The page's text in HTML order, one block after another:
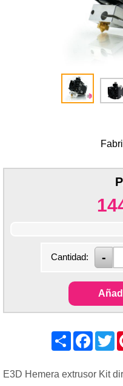
Cantidad:
Share
E3D Hemera extrusor Kit